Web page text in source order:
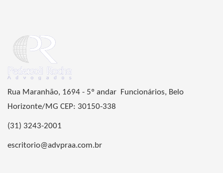
Rua Maranhão, 1694 - 5º andar Funcionários, Belo
Horizonte/MG CEP: 30150-338
(31) 3243-2001
escritorio@advpraa.com.br